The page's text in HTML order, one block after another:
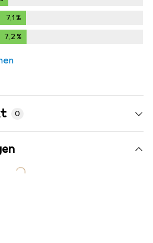
7,1 %
7,2 %
0